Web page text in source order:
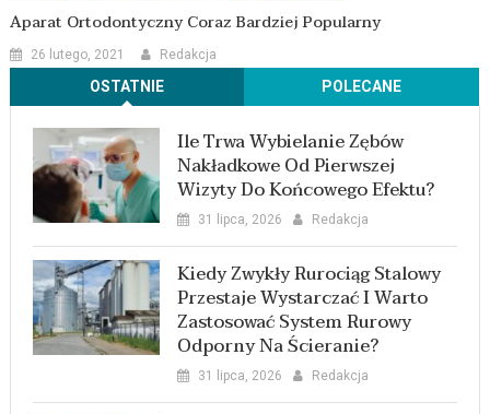
Aparat Ortodontyczny Coraz Bardziej Popularny
26 lutego, 2021 Redakcja
OSTATNIE POLECANE
Ile Trwa Wybielanie Zębów
Nakładkowe Od Pierwszej
Wizyty Do Końcowego Efektu?
31 lipca, 2026 Redakcja
Kiedy Zwykły Rurociąg Stalowy
Przestaje Wystarczać I Warto
Zastosować System Rurowy
Odporny Na Ścieranie?
31 lipca, 2026 Redakcja